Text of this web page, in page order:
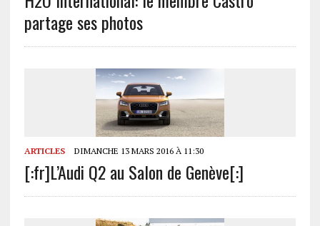
partage ses photos
ARTICLES DIMANCHE 13 MARS 2016 À 11:30
[:fr]L’Audi Q2 au Salon de Genève[:]